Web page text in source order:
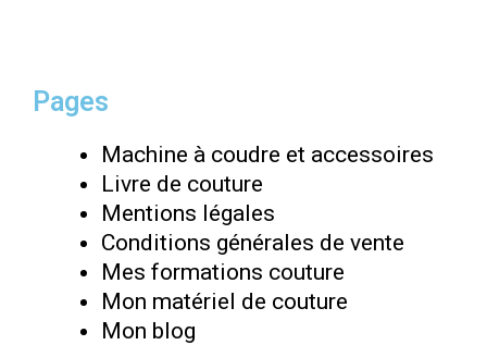
Pages
Machine à coudre et accessoires
Livre de couture
Mentions légales
Conditions générales de vente
Mes formations couture
Mon matériel de couture
Mon blog